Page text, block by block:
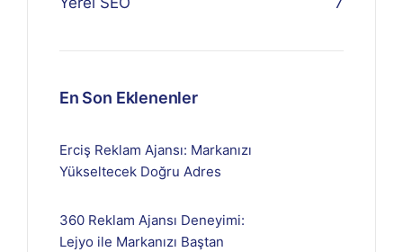
En Son Eklenenler
Erciş Reklam Ajansı: Markanızı
Yükseltecek Doğru Adres
360 Reklam Ajansı Deneyimi:
Lejyo ile Markanızı Baştan